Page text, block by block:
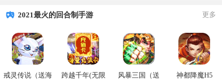
2021最火的回合制手游 更多
戒灵传说（送海
跨越千年(无限
风暴三国（送
神都降魔H5